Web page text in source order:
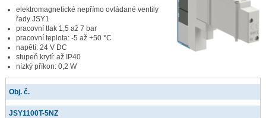
elektromagnetické nepřímo ovládané ventily
řady JSY1
pracovní tlak 1,5 až 7 bar
pracovní teplota: -5 až +50 °C
napětí: 24 V DC
stupeň krytí: až IP40
nízký příkon: 0,2 W
Obj. č.
JSY1100T-5NZ